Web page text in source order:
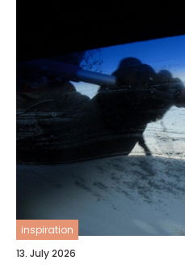
inspiration
13. July 2026